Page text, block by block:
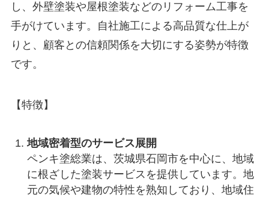
し、外壁塗装や屋根塗装などのリフォーム工事を
手がけています。自社施工による高品質な仕上が
りと、顧客との信頼関係を大切にする姿勢が特徴
です。
【特徴】
地域密着型のサービス展開
ペンキ塗総業は、茨城県石岡市を中心に、地域
に根ざした塗装サービスを提供しています。地
元の気候や建物の特性を熟知しており、地域住